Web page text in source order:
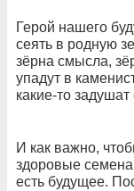
Герой нашего
сеять в родную
зёрна смысла,
упадут в
какие-то
И как важно,
здоровые
есть будущее.